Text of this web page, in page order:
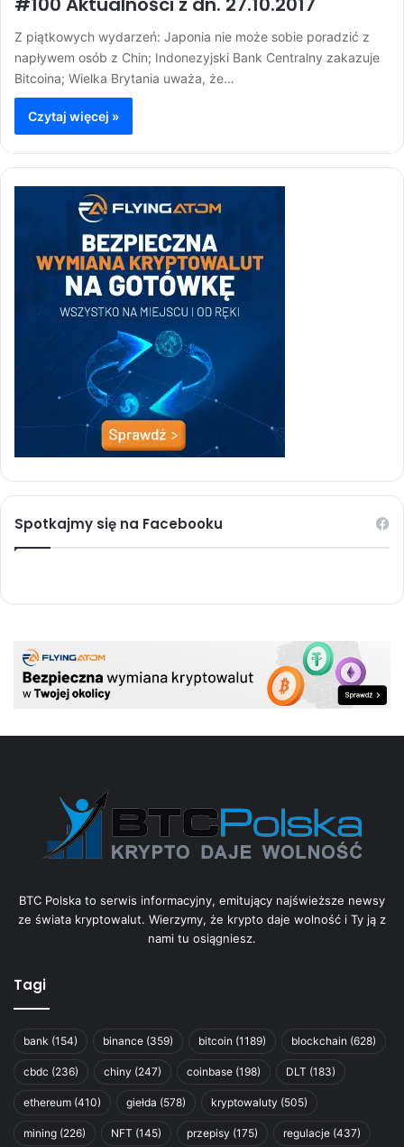
Z piątkowych wydarzeń: Japonia nie może sobie poradzić z
napływem osób z Chin; Indonezyjski Bank Centralny zakazuje
Bitcoina; Wielka Brytania uważa, że…
Czytaj więcej »
Spotkajmy się na Facebooku
BTC Polska to serwis informacyjny, emitujący najświeższe newsy
ze świata kryptowalut. Wierzymy, że krypto daje wolność i Ty ją z
nami tu osiągniesz.
Tagi
bank (154) binance (359) bitcoin (1189) blockchain (628)
cbdc (236) chiny (247) coinbase (198) DLT (183)
ethereum (410) giełda (578) kryptowaluty (505)
mining (226) NFT (145) przepisy (175) regulacje (437)